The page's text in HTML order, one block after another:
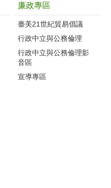
廉政專區
臺美21世紀貿易倡議
行政中立與公務倫理
行政中立與公務倫理影
音區
宣導專區